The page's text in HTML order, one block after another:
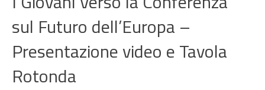
sul Futuro dell’Europa –
Presentazione video e Tavola
Rotonda